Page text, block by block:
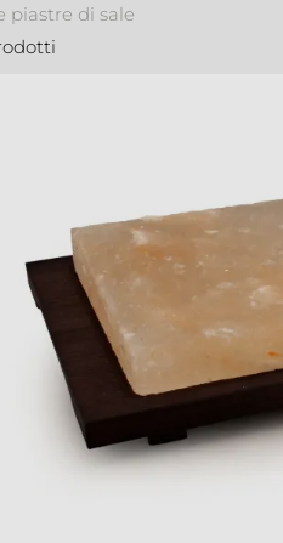
piastre di sale